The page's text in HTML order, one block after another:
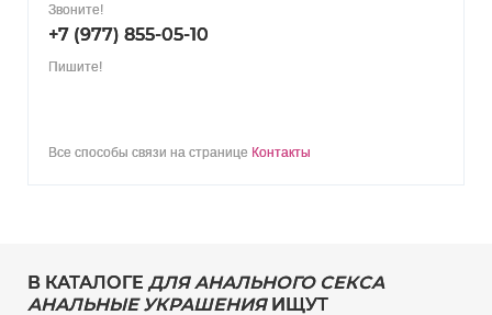
Звоните!
+7 (977) 855-05-10
Пишите!
Все способы связи на странице Контакты
В КАТАЛОГЕ ДЛЯ АНАЛЬНОГО СЕКСА
АНАЛЬНЫЕ УКРАШЕНИЯИЩУТ